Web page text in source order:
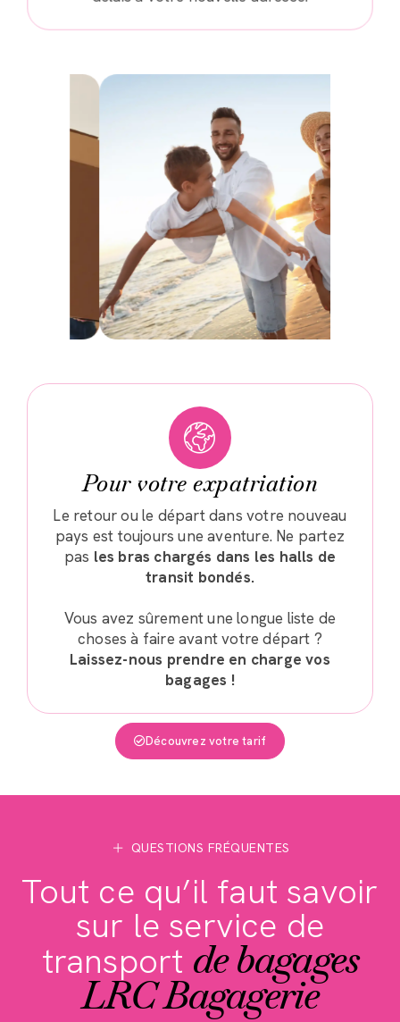
Pour votre expatriation
Le retour ou le départ dans votre nouveau
pays est toujours une aventure. Ne partez
pas les bras chargés dans les halls de
transit bondés.
Vous avez sûrement une longue liste de
choses à faire avant votre départ ?
Laissez-nous prendre en charge vos
bagages !
Découvrez votre tarif
QUESTIONS FRÉQUENTES
Tout ce qu’il faut savoir
sur le service de
transport de bagages
LRC Bagagerie